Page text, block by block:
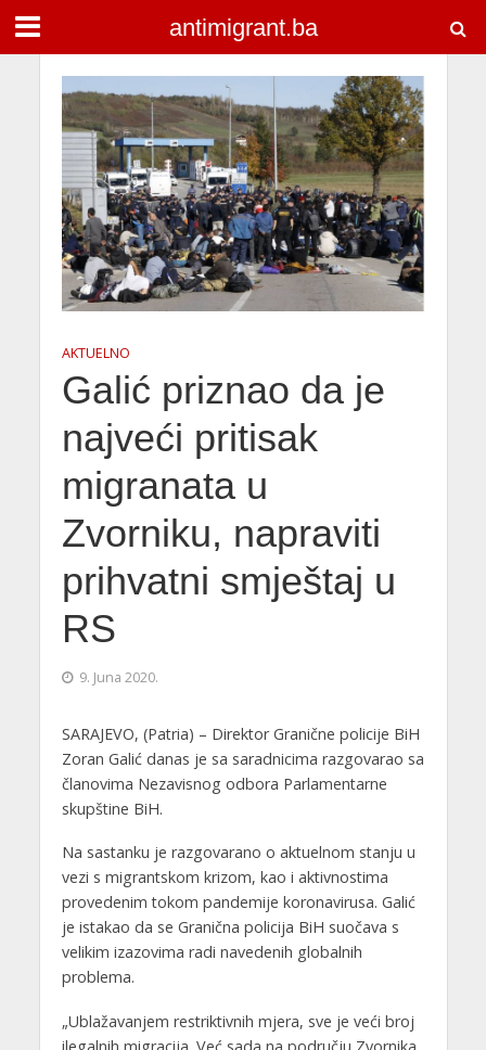
antimigrant.ba
AKTUELNO
Galić priznao da je
najveći pritisak
migranata u
Zvorniku, napraviti
prihvatni smještaj u
RS
9. Juna 2020.
SARAJEVO, (Patria) – Direktor Granične policije BiH
Zoran Galić danas je sa saradnicima razgovarao sa
članovima Nezavisnog odbora Parlamentarne
skupštine BiH.
Na sastanku je razgovarano o aktuelnom stanju u
vezi s migrantskom krizom, kao i aktivnostima
provedenim tokom pandemije koronavirusa. Galić
je istakao da se Granična policija BiH suočava s
velikim izazovima radi navedenih globalnih
problema.
„Ublažavanjem restriktivnih mjera, sve je veći broj